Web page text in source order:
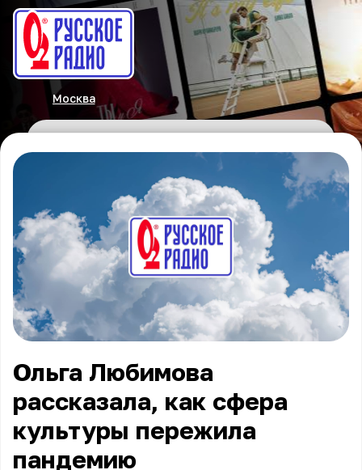
Москва
Ольга Любимова
рассказала, как сфера
культуры пережила
пандемию